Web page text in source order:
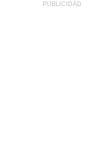
PUBLICIDAD